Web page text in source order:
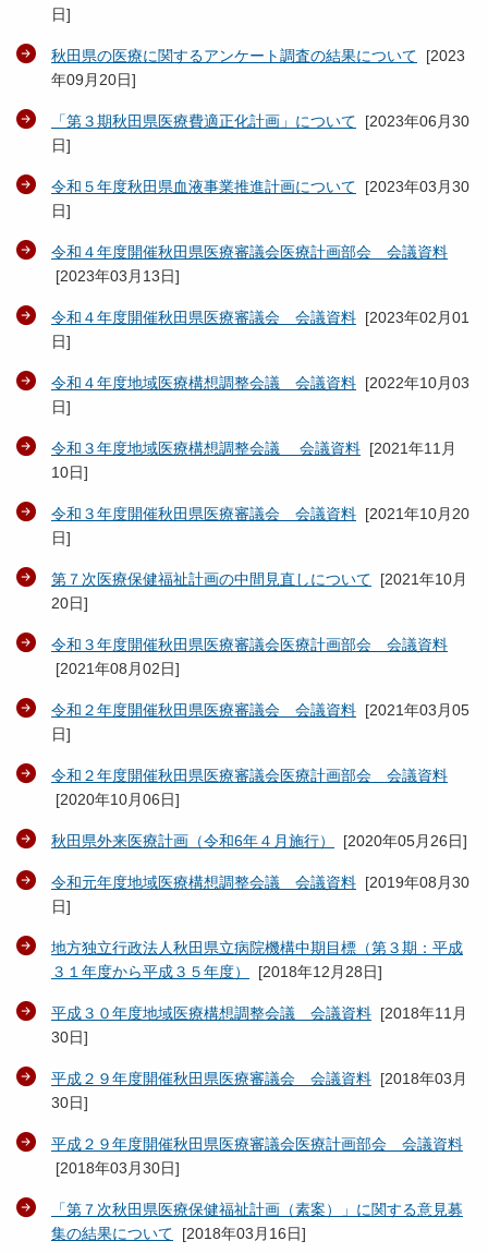
日]
秋田県の医療に関するアンケート調査の結果について [2023
年09月20日]
「第３期秋田県医療費適正化計画」について [2023年06月30
日]
令和５年度秋田県血液事業推進計画について [2023年03月30
日]
令和４年度開催秋田県医療審議会医療計画部会 会議資料
[2023年03月13日]
令和４年度開催秋田県医療審議会 会議資料 [2023年02月01
日]
令和４年度地域医療構想調整会議 会議資料 [2022年10月03
日]
令和３年度地域医療構想調整会議 会議資料 [2021年11月
10日]
令和３年度開催秋田県医療審議会 会議資料 [2021年10月20
日]
第７次医療保健福祉計画の中間見直しについて [2021年10月
20日]
令和３年度開催秋田県医療審議会医療計画部会 会議資料
[2021年08月02日]
令和２年度開催秋田県医療審議会 会議資料 [2021年03月05
日]
令和２年度開催秋田県医療審議会医療計画部会 会議資料
[2020年10月06日]
秋田県外来医療計画（令和6年４月施行） [2020年05月26日]
令和元年度地域医療構想調整会議 会議資料 [2019年08月30
日]
地方独立行政法人秋田県立病院機構中期目標（第３期：平成
３１年度から平成３５年度）
[2018年12月28日]
平成３０年度地域医療構想調整会議 会議資料 [2018年11月
30日]
平成２９年度開催秋田県医療審議会 会議資料 [2018年03月
30日]
平成２９年度開催秋田県医療審議会医療計画部会 会議資料
[2018年03月30日]
「第７次秋田県医療保健福祉計画（素案）」に関する意見募
集の結果について [2018年03月16日]